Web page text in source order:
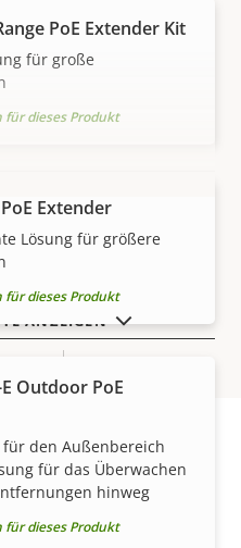
Baseline
Eigentumswert
Eigentumswert
1/1
PoE Extender Kit
für große
für dieses Produkt
Extender
Lösung für größere
für dieses Produkt
Outdoor PoE
den Außenbereich
für das Überwachen
hinweg
für dieses Produkt
ANZEIGEN